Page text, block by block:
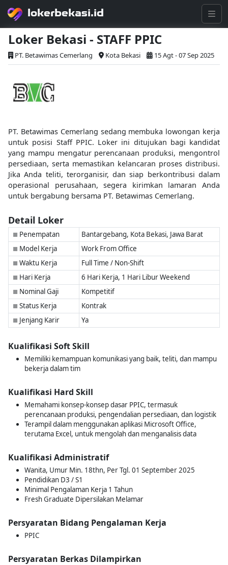
lokerbekasi.id
Loker Bekasi - STAFF PPIC
PT. Betawimas Cemerlang Kota Bekasi 15 Agt - 07 Sep 2025
PT. Betawimas Cemerlang sedang membuka lowongan kerja
untuk posisi Staff PPIC. Loker ini ditujukan bagi kandidat
yang mampu mengatur perencanaan produksi, mengontrol
persediaan, serta memastikan kelancaran proses distribusi.
Jika Anda teliti, terorganisir, dan siap berkontribusi dalam
operasional perusahaan, segera kirimkan lamaran Anda
untuk bergabung bersama PT. Betawimas Cemerlang.
Detail Loker
■ Penempatan Bantargebang, Kota Bekasi, Jawa Barat
■ Model Kerja Work From Office
■ Waktu Kerja Full Time / Non-Shift
■ Hari Kerja 6 Hari Kerja, 1 Hari Libur Weekend
■ Nominal Gaji Kompetitif
■ Status Kerja Kontrak
■ Jenjang Karir Ya
Kualifikasi Soft Skill
Memiliki kemampuan komunikasi yang baik, teliti, dan mampu
bekerja dalam tim
Kualifikasi Hard Skill
Memahami konsep-konsep dasar PPIC, termasuk
perencanaan produksi, pengendalian persediaan, dan logistik
Terampil dalam menggunakan aplikasi Microsoft Office,
terutama Excel, untuk mengolah dan menganalisis data
Kualifikasi Administratif
Wanita, Umur Min. 18thn, Per Tgl. 01 September 2025
Pendidikan D3 / S1
Minimal Pengalaman Kerja 1 Tahun
Fresh Graduate Dipersilakan Melamar
Persyaratan Bidang Pengalaman Kerja
PPIC
Persyaratan Berkas Dilampirkan